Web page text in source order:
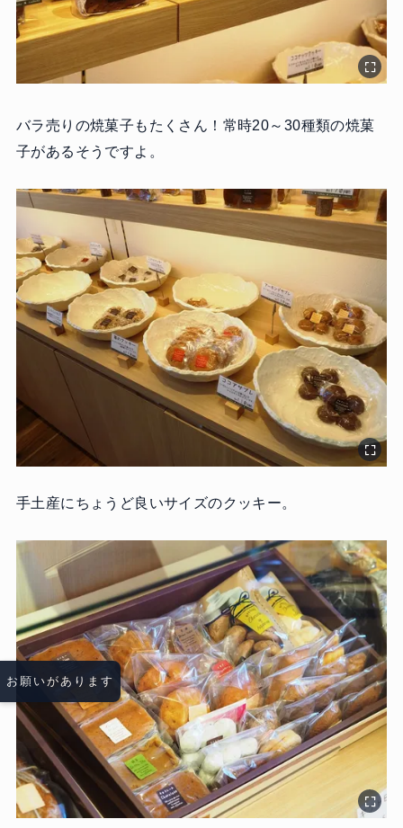
バラ売りの焼菓子もたくさん！常時20～30種類の焼菓
子があるそうですよ。
手土産にちょうど良いサイズのクッキー。
お願いがあります